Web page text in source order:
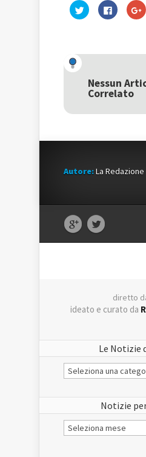
Fai
clic
una
nuova
finestra)
Fai
clic
nuova
finestra)
Fai
Nessun
Correlato
Autore:La Redazione
diretto
ideato e curato da
Le Notizie
Le
Notizie
Notizie
Notizie
per